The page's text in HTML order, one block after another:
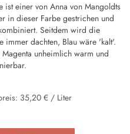
ist einer von Anna von Mangoldts
in dieser Farbe gestrichen und
Seitdem wird die
immer dachten, Blau wäre 'kalt'.
unheimlich warm und
35,20 € / Liter